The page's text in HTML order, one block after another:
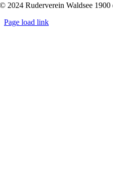
© 2024 Ruderverein Waldsee 1900
Page load link